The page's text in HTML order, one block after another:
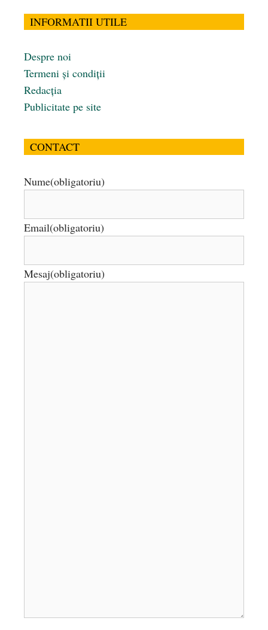
INFORMATII UTILE
Despre noi
Termeni și condiții
Redacția
Publicitate pe site
CONTACT
Nume(obligatoriu)
Email(obligatoriu)
Mesaj(obligatoriu)